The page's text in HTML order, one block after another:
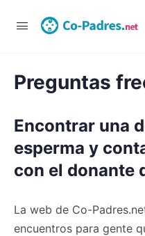
Preguntas
Encontrar una
esperma y
con el donante
La web de Co-
encuentros para gente